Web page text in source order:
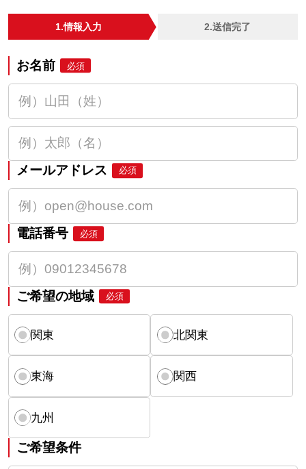
1.情報入力 2.送信完了
お名前 必須
メールアドレス 必須
電話番号 必須
ご希望の地域 必須
関東 北関東
東海 関西
九州
ご希望条件